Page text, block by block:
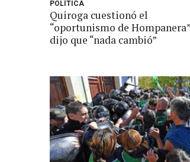
POLÍTICA
Quiroga cuestionó el
“oportunismo de
dijo que “nada cambió”